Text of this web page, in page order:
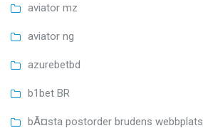
aviator mz
aviator ng
azurebetbd
b1bet BR
bÃ¤sta postorder brudens webbplats